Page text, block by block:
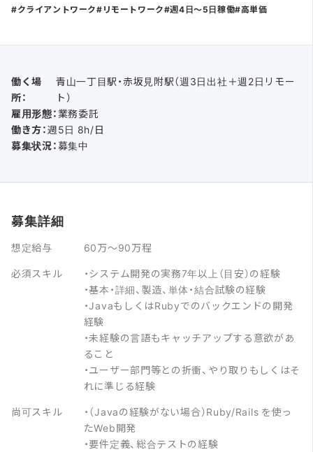
クライアントワーク リモートワーク 週4日〜5日稼働 高単価
働く場
所：
青山一丁目駅・赤坂見附駅（週3日出社＋週2日リモー
ト）
雇用形態：業務委託
働き方：週5日 8h/日
募集状況：募集中
募集詳細
想定給与
60万〜90万程
必須スキル
・システム開発の実務7年以上（目安）の経験
・基本・詳細、製造、単体・結合試験の経験
・JavaもしくはRubyでのバックエンドの開発
経験
・未経験の言語もキャッチアップする意欲があ
ること
・ユーザー部門等との折衝、やり取りもしくはそ
れに準じる経験
尚可スキル
・（Javaの経験がない場合）Ruby/Rails を使っ
たWeb開発
・要件定義、総合テストの経験